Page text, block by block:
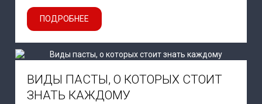
ПОДРОБНЕЕ
ВИДЫ ПАСТЫ, О КОТОРЫХ СТОИТ
ЗНАТЬ КАЖДОМУ